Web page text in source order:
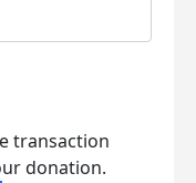
transaction
donation.